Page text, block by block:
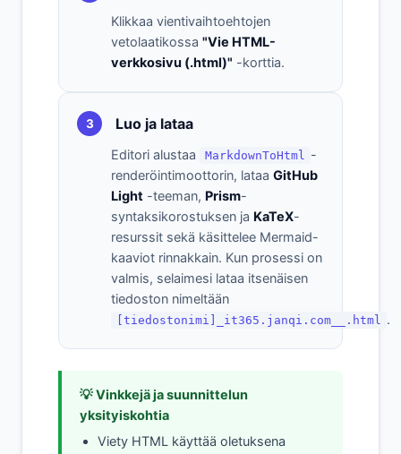
Klikkaa vientivaihtoehtojen
vetolaatikossa "Vie HTML-
verkkosivu (.html)" -korttia.
3 Luo ja lataa
Editori alustaa MarkdownToHtml -
renderöintimoottorin, lataa GitHub
Light -teeman, Prism-
syntaksikorostuksen ja KaTeX-
resurssit sekä käsittelee Mermaid-
kaaviot rinnakkain. Kun prosessi on
valmis, selaimesi lataa itsenäisen
tiedoston nimeltään
[tiedostonimi]_it365.janqi.com__.html .
💡 Vinkkejä ja suunnittelun
yksityiskohtia
Viety HTML käyttää oletuksena